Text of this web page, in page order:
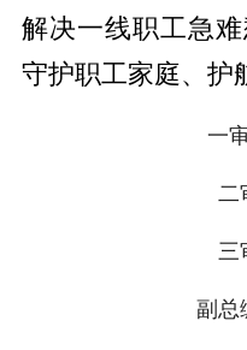
解决一线职工急
守护职工家庭、护
一
二
三
副总